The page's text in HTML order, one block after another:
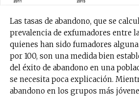
Las tasas de abandono, que se
prevalencia de exfumadores entre
quienes han sido fumadores
por 100, son una medida bien
del éxito de abandono en una
se necesita poca explicación.
abandono en los grupos más